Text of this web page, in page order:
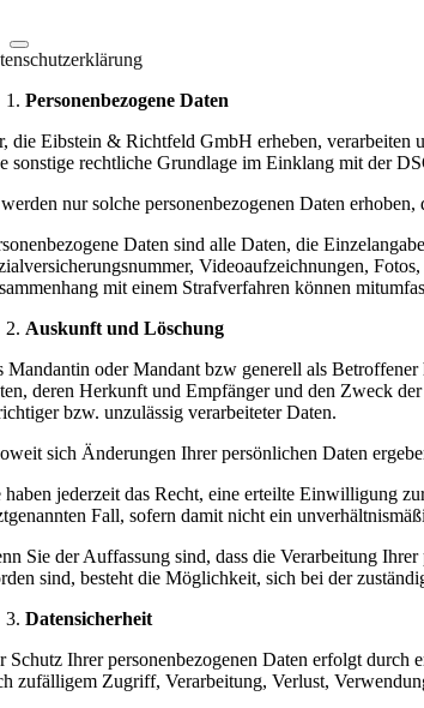
Personenbezogene Daten
die Eibstein & Richtfeld GmbH erheben, verarbeiten
sonstige rechtliche Grundlage im Einklang mit der
nur solche personenbezogenen Daten
Daten sind alle Daten, die
Videoaufzeichnungen,
mit einem Strafverfahren können
Auskunft und Löschung
Mandantin oder Mandant bzw generell als Betroffener
deren Herkunft und Empfänger und den Zweck
bzw. unzulässig verarbeiteter Daten.
sich Änderungen Ihrer persönlichen Daten
haben jederzeit das Recht, eine erteilte Einwilligung
Fall, sofern damit nicht ein
Sie der Auffassung sind, dass die Verarbeitung
sind, besteht die Möglichkeit, sich bei der
Datensicherheit
Schutz Ihrer personenbezogenen Daten erfolgt durch
zufälligem Zugriff, Verarbeitung, Verlust,